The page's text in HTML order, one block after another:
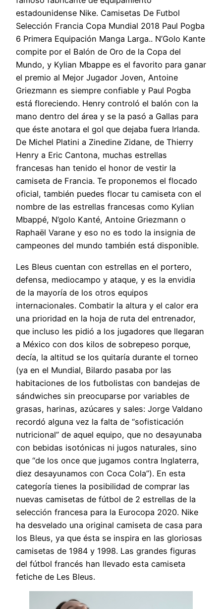
estadounidense Nike. Camisetas De Futbol
Selección Francia Copa Mundial 2018 Paul Pogba
6 Primera Equipación Manga Larga.. N’Golo Kante
compite por el Balón de Oro de la Copa del
Mundo, y Kylian Mbappe es el favorito para ganar
el premio al Mejor Jugador Joven, Antoine
Griezmann es siempre confiable y Paul Pogba
está floreciendo. Henry controló el balón con la
mano dentro del área y se la pasó a Gallas para
que éste anotara el gol que dejaba fuera Irlanda.
De Michel Platini a Zinedine Zidane, de Thierry
Henry a Eric Cantona, muchas estrellas
francesas han tenido el honor de vestir la
camiseta de Francia. Te proponemos el flocado
oficial, también puedes flocar tu camiseta con el
nombre de las estrellas francesas como Kylian
Mbappé, N’golo Kanté, Antoine Griezmann o
Raphaël Varane y eso no es todo la insignia de
campeones del mundo también está disponible.
Les Bleus cuentan con estrellas en el portero,
defensa, mediocampo y ataque, y es la envidia
de la mayoría de los otros equipos
internacionales. Combatir la altura y el calor era
una prioridad en la hoja de ruta del entrenador,
que incluso les pidió a los jugadores que llegaran
a México con dos kilos de sobrepeso porque,
decía, la altitud se los quitaría durante el torneo
(ya en el Mundial, Bilardo pasaba por las
habitaciones de los futbolistas con bandejas de
sándwiches sin preocuparse por variables de
grasas, harinas, azúcares y sales: Jorge Valdano
recordó alguna vez la falta de “sofisticación
nutricional” de aquel equipo, que no desayunaba
con bebidas isotónicas ni jugos naturales, sino
que “de los once que jugamos contra Inglaterra,
diez desayunamos con Coca Cola”). En esta
categoría tienes la posibilidad de comprar las
nuevas camisetas de fútbol de 2 estrellas de la
selección francesa para la Eurocopa 2020. Nike
ha desvelado una original camiseta de casa para
los Bleus, ya que ésta se inspira en las gloriosas
camisetas de 1984 y 1998. Las grandes figuras
del fútbol francés han llevado esta camiseta
fetiche de Les Bleus.